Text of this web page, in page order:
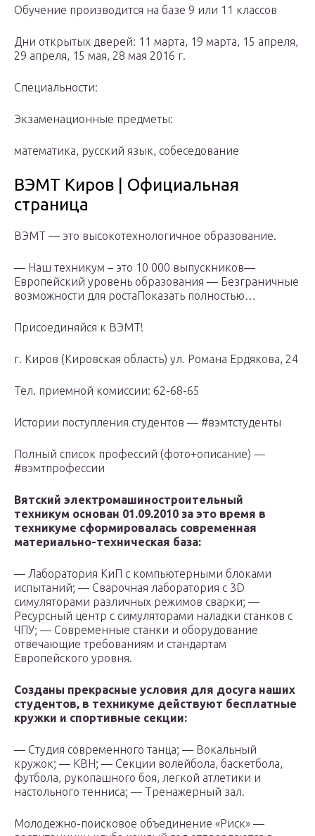
Обучение производится на базе 9 или 11 классов
Дни открытых дверей: 11 марта, 19 марта, 15 апреля,
29 апреля, 15 мая, 28 мая 2016 г.
Специальности:
Экзаменационные предметы:
математика, русский язык, собеседование
ВЭМТ Киров | Официальная
страница
ВЭМТ — это высокотехнологичное образование.
— Наш техникум – это 10 000 выпускников—
Европейский уровень образования — Безграничные
возможности для ростаПоказать полностью…
Присоединяйся к ВЭМТ!
г. Киров (Кировская область) ул. Романа Ердякова, 24
Тел. приемной комиссии: 62-68-65
Истории поступления студентов — #вэмтстуденты
Полный список профессий (фото+описание) —
#вэмтпрофессии
Вятский электромашиностроительный
техникум основан 01.09.2010 за это время в
техникуме сформировалась современная
материально-техническая база:
— Лаборатория КиП с компьютерными блоками
испытаний; — Сварочная лаборатория с 3D
симуляторами различных режимов сварки; —
Ресурсный центр с симуляторами наладки станков с
ЧПУ; — Современные станки и оборудование
отвечающие требованиям и стандартам
Европейского уровня.
Созданы прекрасные условия для досуга наших
студентов, в техникуме действуют бесплатные
кружки и спортивные секции:
— Студия современного танца; — Вокальный
кружок; — КВН; — Секции волейбола, баскетбола,
футбола, рукопашного боя, легкой атлетики и
настольного тенниса; — Тренажерный зал.
Молодежно-поисковое объединение «Риск» —